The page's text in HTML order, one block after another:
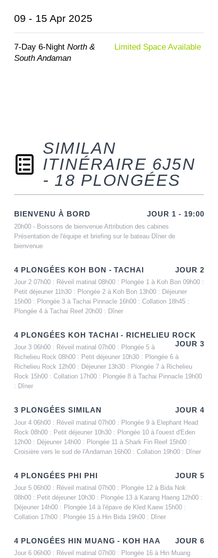
09 - 15 Apr 2025
7-Day 6-NightNorth &
South Andaman
Limited Space Available
SIMILAN
ITINÉRAIRE 6J5N
- 18 PLONGÉES
BIENVENU À BORD JOUR 1 - 19:00
20h00 - Boissons de bienvenue Attribution des cabines
Présentation de l'équipe et briefing sur le bateau Dîner de
bienvenue
4 PLONGÉES KOH BON - TACHAI JOUR 2
Jour 2 07h00 : Réveil matinal 08h00 : Plongée 1 à Koh Bon 09h00 :
Petit déjeuner 11h30 : Plongée 2 à Koh Bon 13h00 : Déjeuner
15h00 : Plongée 3 à Tachai Pinnacle 16h00 : Collation 18h45 :
Plongée 4 à Tachai Reef 20h00 : Dîner
4 PLONGÉES KOH TACHAI - RICHELIEU ROCK
JOUR 3
Jour 3 06h00 : Réveil matinal 07h00 : Plongée 5 à
Richelieu Rock 08h00 : Petit déjeuner 10h30 : Plongée 6 à
Richelieu Rock 12h00 : Déjeuner 13h30 : Plongée 7 à Richelieu
Rock 15h00 : Collation 17h00 : Plongée 8 à Tachai Pinnacle 19h00
: Dîner
3 PLONGÉES SIMILAN JOUR 4
Jour 4 06h00 : Réveil matinal 07h00 : Plongée 9 à Elephant Head
Rock 08h00 : Petit déjeuner 10h30 : Plongée 10 à l'ouest d'Eden
12h00 : Déjeuner 14h00 : Plongée 11 à Shark Fin Reef 15h00 :
Croisière vers le sud de l'Andaman 16h00 : Collation 19h00 : Dîner
4 PLONGÉES PHI PHI JOUR 5
Jour 5 06h00 : Réveil matinal 07h00 : Plongée 12 à Bida Nok
08h00 : Petit déjeuner 10h30 : Plongée 13 à Karang Haeng 12h00 :
Déjeuner 14h00 : Plongée 14 à l'épave de Kled Kaew 15h00 :
Collation 17h00 : Plongée 15 à Hin Bida 19h00 : Dîner
4 PLONGÉES HIN MUANG - KOH HAA JOUR 6
Jour 6 06h00 : Réveil matinal 07h00 : Plongée 16 à Hin Muang